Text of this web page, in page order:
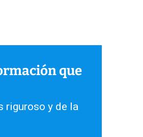
que
riguroso y de la